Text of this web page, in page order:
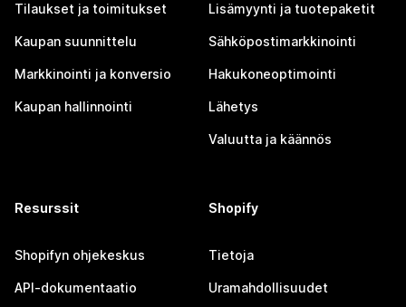
Tilaukset ja toimitukset
Kaupan suunnittelu
Markkinointi ja konversio
Kaupan hallinnointi
Lisämyynti ja tuotepaketit
Sähköpostimarkkinointi
Hakukoneoptimointi
Lähetys
Valuutta ja käännös
Resurssit
Shopifyn ohjekeskus
API-dokumentaatio
Shopify
Tietoja
Uramahdollisuudet